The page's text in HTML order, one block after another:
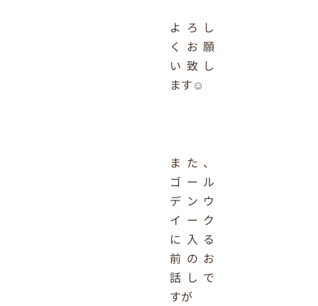
よろし
くお願
い致し
ます☺
また、
ゴール
デンウ
イーク
に入る
前のお
話しで
すが